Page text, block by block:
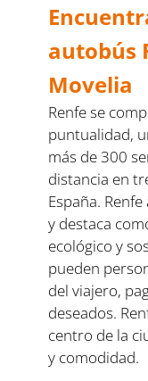
autobús
Movelia
Renfe se
puntualidad,
más de 300
distancia en
España.
y destaca
ecológico y
pueden
del viajero,
deseados.
centro de la
y comodidad.